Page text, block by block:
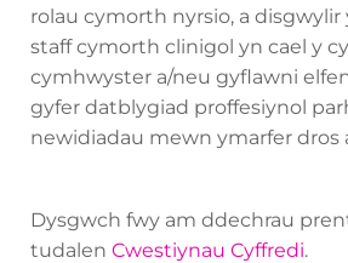
rolau cymorth nyrsio, a disgwylir
staff cymorth clinigol yn cael y
cymhwyster a/neu gyflawni
gyfer datblygiad proffesiynol
newidiadau mewn ymarfer dros
Dysgwch fwy am ddechrau
tudalen Cwestiynau Cyffredi.